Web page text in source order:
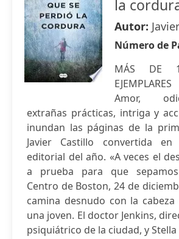
la
Autor:
Número de
MÁS DE
Amor,
extrañas prácticas, intriga y
inundan las páginas de la
Javier Castillo convertida
editorial del año. «A veces el
a prueba para que
Centro de Boston, 24 de
camina desnudo con la
una joven. El doctor Jenkins,
psiquiátrico de la ciudad, y